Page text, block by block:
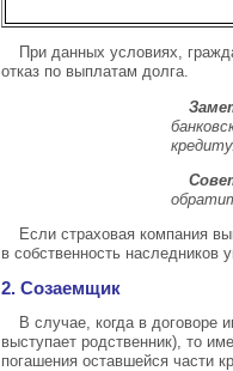
При данных условиях,
отказ по выплатам долга.
кредиту.
Если страховая компания
в собственность наследников
2. Созаемщик
В случае, когда в договоре
выступает родственник), то
погашения оставшейся части